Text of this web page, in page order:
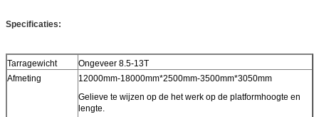
Specificaties:
Tarragewicht
Ongeveer 8.5-13T
Afmeting
12000mm-18000mm*2500mm-3500mm*3050mm
Gelieve te wijzen op de het werk op de platformhoogte en
lengte.